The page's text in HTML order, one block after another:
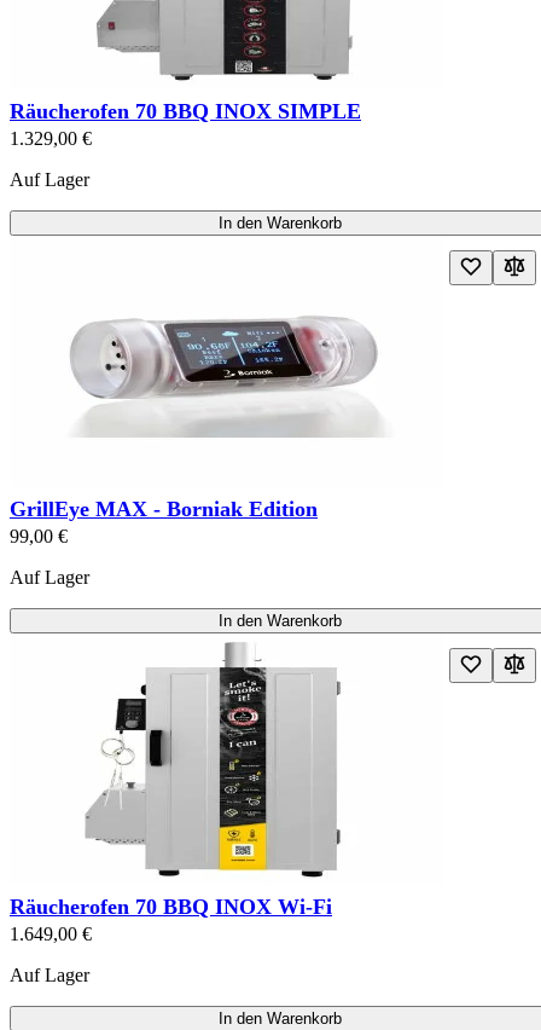
Räucherofen 70 BBQ INOX SIMPLE
1.329,00 €
Auf Lager
In den Warenkorb
GrillEye MAX - Borniak Edition
99,00 €
Auf Lager
In den Warenkorb
Räucherofen 70 BBQ INOX Wi-Fi
1.649,00 €
Auf Lager
In den Warenkorb